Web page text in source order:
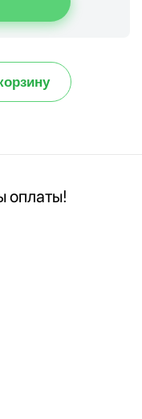
оплаты!